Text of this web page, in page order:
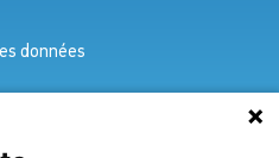
données